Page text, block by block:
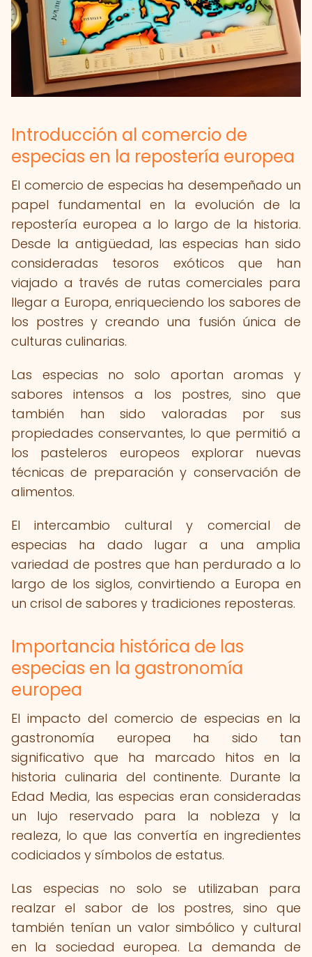
Introducción al comercio de
especias en la repostería europea
El comercio de especias ha desempeñado un
papel fundamental en la evolución de la
repostería europea a lo largo de la historia.
Desde la antigüedad, las especias han sido
consideradas tesoros exóticos que han
viajado a través de rutas comerciales para
llegar a Europa, enriqueciendo los sabores de
los postres y creando una fusión única de
culturas culinarias.
Las especias no solo aportan aromas y
sabores intensos a los postres, sino que
también han sido valoradas por sus
propiedades conservantes, lo que permitió a
los pasteleros europeos explorar nuevas
técnicas de preparación y conservación de
alimentos.
El intercambio cultural y comercial de
especias ha dado lugar a una amplia
variedad de postres que han perdurado a lo
largo de los siglos, convirtiendo a Europa en
un crisol de sabores y tradiciones reposteras.
Importancia histórica de las
especias en la gastronomía
europea
El impacto del comercio de especias en la
gastronomía europea ha sido tan
significativo que ha marcado hitos en la
historia culinaria del continente. Durante la
Edad Media, las especias eran consideradas
un lujo reservado para la nobleza y la
realeza, lo que las convertía en ingredientes
codiciados y símbolos de estatus.
Las especias no solo se utilizaban para
realzar el sabor de los postres, sino que
también tenían un valor simbólico y cultural
en la sociedad europea. La demanda de